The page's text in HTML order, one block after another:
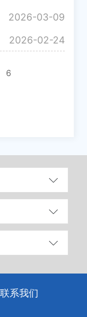
2026-03-09
2026-02-24
6
联系我们